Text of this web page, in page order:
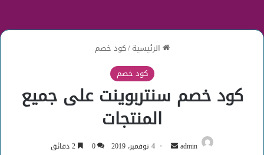
الرئيسية/كود خصم
كود خصم
كود خصم سنتربوينت على جميع
المنتجات
admin
أرسل 4 نوفمبر، 2019 0